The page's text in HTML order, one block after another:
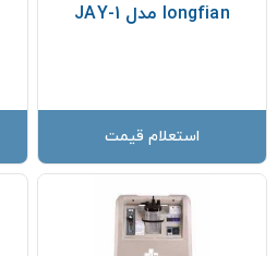
longfian مدل JAY-1
استعلام قیمت